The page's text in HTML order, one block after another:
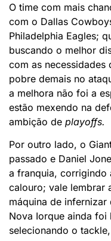
O time com mais
com o Dallas
Philadelphia Eagles;
buscando o melhor
com as necessidades
pobre demais no
a melhora não foi a
estão mexendo na
ambição de playoffs.
Por outro lado, o
passado e Daniel
a franquia, corrigindo
calouro; vale lembrar
máquina de infernizar
Nova Iorque ainda foi
selecionando o